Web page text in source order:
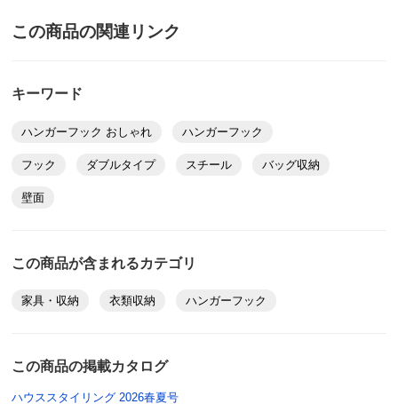
この商品の関連リンク
キーワード
ハンガーフック おしゃれ ハンガーフック
フック ダブルタイプ スチール バッグ収納
壁面
この商品が含まれるカテゴリ
家具・収納 衣類収納 ハンガーフック
この商品の掲載カタログ
ハウススタイリング 2026春夏号